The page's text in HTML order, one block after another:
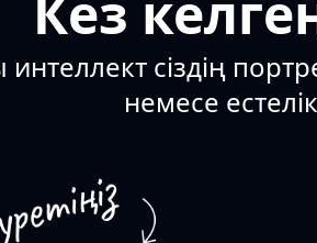
сіздің
немесе